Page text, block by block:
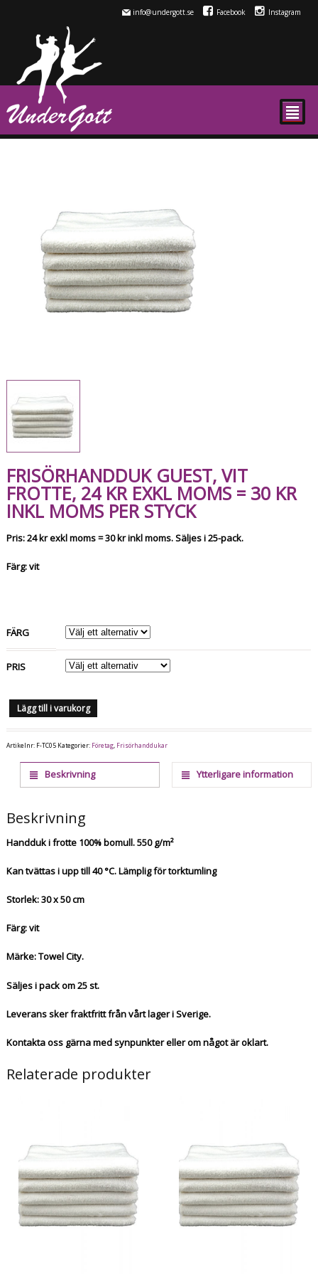
info@undergott.se Facebook Instagram
²
FRISÖRHANDDUK GUEST, VIT
FROTTE, 24 KR EXKL MOMS = 30 KR
INKL MOMS PER STYCK
Pris: 24 kr exkl moms = 30 kr inkl moms. Säljes i 25-pack.
Färg: vit
FÄRG
PRIS
Lägg till i varukorg
Artikelnr: F-TC05 Kategorier: Företag, Frisörhanddukar
Beskrivning Ytterligare information
Beskrivning
Handduk i frotte 100% bomull. 550 g/m²
Kan tvättas i upp till 40 °C. Lämplig för torktumling
Storlek: 30 x 50 cm
Färg: vit
Märke: Towel City.
Säljes i pack om 25 st.
Leverans sker fraktfritt från vårt lager i Sverige.
Kontakta oss gärna med synpunkter eller om något är oklart.
Relaterade produkter